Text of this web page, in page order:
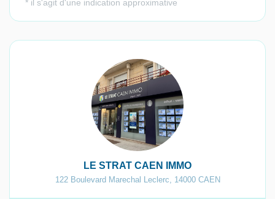
LE STRAT CAEN IMMO
122 Boulevard Marechal Leclerc, 14000 CAEN